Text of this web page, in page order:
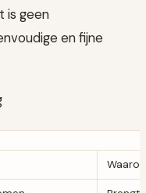
is geen
en fijne